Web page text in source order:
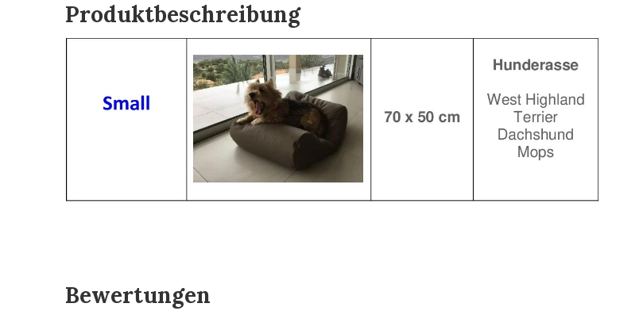
Produktbeschreibung
Bewertungen